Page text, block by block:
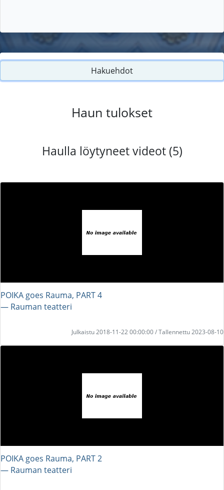
Hakuehdot
Haun tulokset
Haulla löytyneet videot (5)
POIKA goes Rauma, PART 4
― Rauman teatteri
Julkaistu 2018-11-22 00:00:00 / Tallennettu 2023-08-10
POIKA goes Rauma, PART 2
― Rauman teatteri